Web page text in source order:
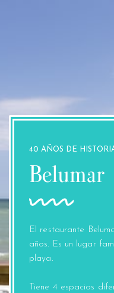
40 AÑOS DE
Belumar
El restaurante
años. Es un lugar
playa.
Tiene 4 espacios